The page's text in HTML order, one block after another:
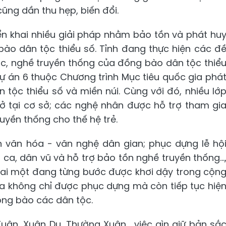
dần thu hẹp, biến đổi.
khai nhiều giải pháp nhằm bảo tồn và phát huy
dân tộc thiểu số. Tỉnh đang thực hiện các đề
nghề truyền thống của đồng bào dân tộc thiểu
án 6 thuộc Chương trình Mục tiêu quốc gia phát
thiểu số và miền núi. Cùng với đó, nhiều lớp
tại cơ sở; các nghệ nhân được hỗ trợ tham gia
thống cho thế hệ trẻ.
hóa - văn nghệ dân gian; phục dựng lễ hội
dân vũ và hỗ trợ bảo tồn nghề truyền thống...,
một đang từng bước được khơi dậy trong cộng
không chỉ được phục dựng mà còn tiếp tục hiện
bào các dân tộc.